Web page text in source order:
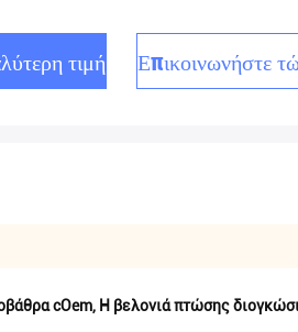
τιμή Επικοινωνήστε
cOem, Η βελονιά πτώσης